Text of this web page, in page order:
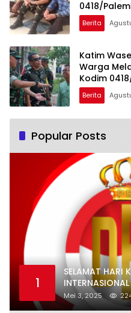
0418/
Berita
Katim
Warga
Kodim
Berita
Popular Posts
1
SELAMAT HARI
INTERNASIONAL
Mei 3, 2025